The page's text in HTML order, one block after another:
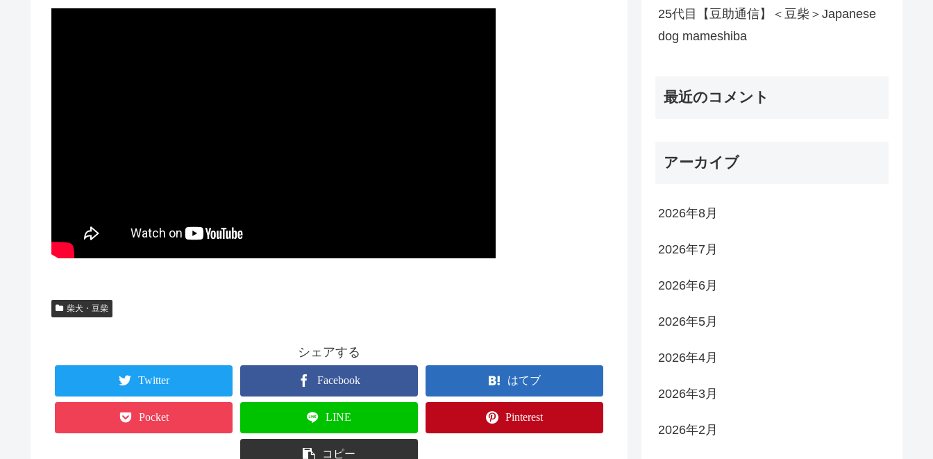
柴犬・豆柴
シェアする
Twitter Facebook はてブ
Pocket LINE Pinterest
コピー
25代目【豆助通信】＜豆柴＞Japanese
dog mameshiba
最近のコメント
アーカイブ
2026年8月
2026年7月
2026年6月
2026年5月
2026年4月
2026年3月
2026年2月